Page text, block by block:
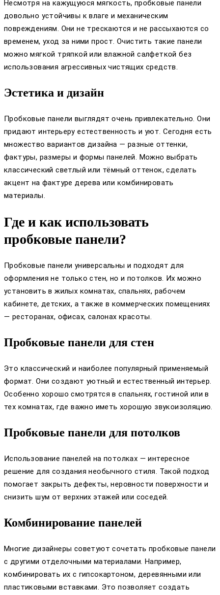
Несмотря на кажущуюся мягкость, пробковые панели
довольно устойчивы к влаге и механическим
повреждениям. Они не трескаются и не рассыхаются со
временем, уход за ними прост. Очистить такие панели
можно мягкой тряпкой или влажной салфеткой без
использования агрессивных чистящих средств.
Эстетика и дизайн
Пробковые панели выглядят очень привлекательно. Они
придают интерьеру естественность и уют. Сегодня есть
множество вариантов дизайна — разные оттенки,
фактуры, размеры и формы панелей. Можно выбрать
классический светлый или тёмный оттенок, сделать
акцент на фактуре дерева или комбинировать
материалы.
Где и как использовать
пробковые панели?
Пробковые панели универсальны и подходят для
оформления не только стен, но и потолков. Их можно
установить в жилых комнатах, спальнях, рабочем
кабинете, детских, а также в коммерческих помещениях
— ресторанах, офисах, салонах красоты.
Пробковые панели для стен
Это классический и наиболее популярный применяемый
формат. Они создают уютный и естественный интерьер.
Особенно хорошо смотрятся в спальнях, гостиной или в
тех комнатах, где важно иметь хорошую звукоизоляцию.
Пробковые панели для потолков
Использование панелей на потолках — интересное
решение для создания необычного стиля. Такой подход
помогает закрыть дефекты, неровности поверхности и
снизить шум от верхних этажей или соседей.
Комбинирование панелей
Многие дизайнеры советуют сочетать пробковые панели
с другими отделочными материалами. Например,
комбинировать их с гипсокартоном, деревянными или
пластиковыми вставками. Это позволяет создать